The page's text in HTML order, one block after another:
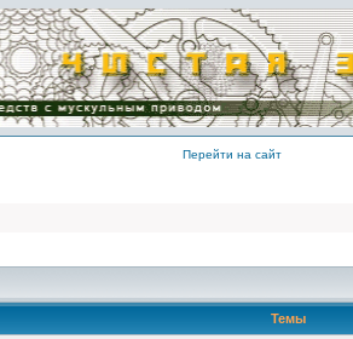
Перейти на сайт
Темы